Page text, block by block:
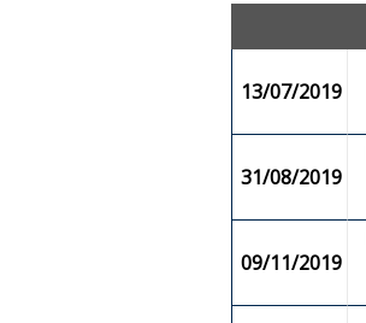
13/07/2019
31/08/2019
09/11/2019